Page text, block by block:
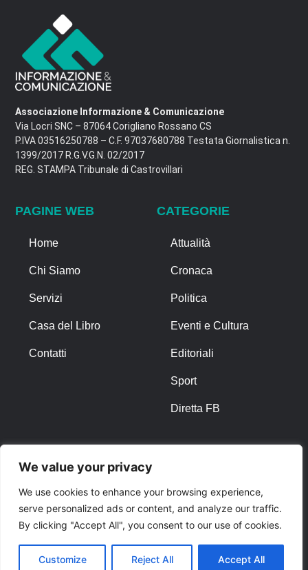
We value your privacy
We use cookies to enhance your browsing experience,
serve personalized ads or content, and analyze our traffic.
By clicking "Accept All", you consent to our use of cookies.
Customize Reject All Accept All
Associazione Informazione & Comunicazione
Via Locri SNC – 87064 Corigliano Rossano CS
P.IVA 03516250788 – C.F. 97037680788 Testata Giornalistica n.
1399/2017 R.G.V.G.N. 02/2017
REG. STAMPA Tribunale di Castrovillari
PAGINE WEB
Home
Chi Siamo
Servizi
Casa del Libro
Contatti
CATEGORIE
Attualità
Cronaca
Politica
Eventi e Cultura
Editoriali
Sport
Diretta FB
Privacy Policy